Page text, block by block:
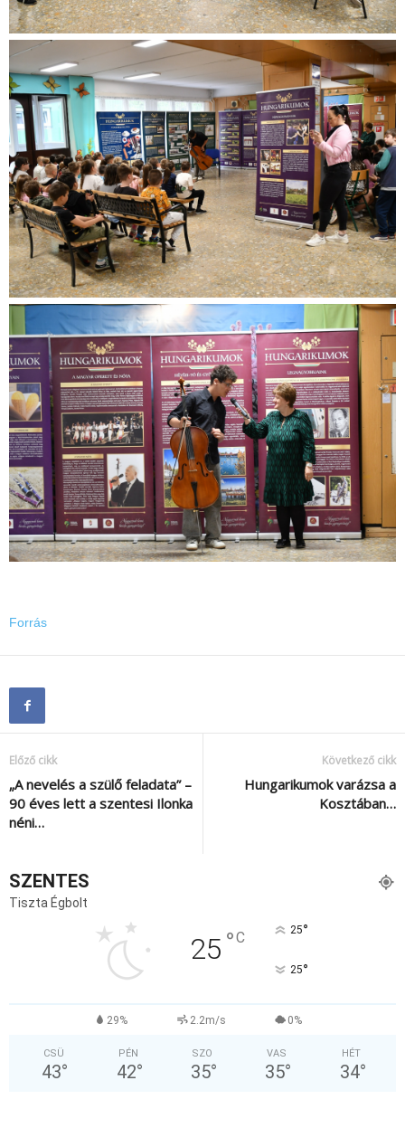
Forrás
Előző cikk
„A nevelés a szülő feladata” –
90 éves lett a szentesi Ilonka
néni…
Következő cikk
Hungarikumok varázsa a
Kosztában…
SZENTES
Tiszta Égbolt
25 °C 25°
25°
29% 2.2m/s 0%
CSÜ
43°
PÉN
42°
SZO
35°
VAS
35°
HÉT
34°